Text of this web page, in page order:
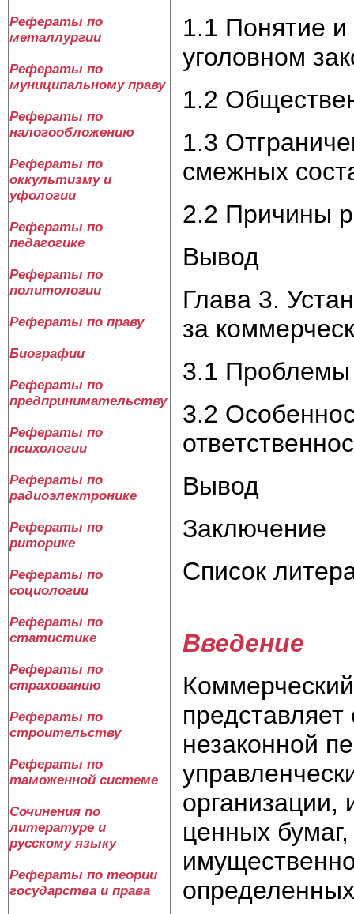
Рефераты по
металлургии
Рефераты по
муниципальному праву
Рефераты по
налогообложению
Рефераты по
оккультизму и
уфологии
Рефераты по
педагогике
Рефераты по
политологии
Рефераты по праву
Биографии
Рефераты по
предпринимательству
Рефераты по
психологии
Рефераты по
радиоэлектронике
Рефераты по
риторике
Рефераты по
социологии
Рефераты по
статистике
Рефераты по
страхованию
Рефераты по
строительству
Рефераты по
таможенной системе
Сочинения по
литературе и
русскому языку
Рефераты по теории
государства и права
1.1 Понятие и
уголовном
1.2
1.3
смежных
2.2 Причины
Вывод
Глава 3.
за
3.1 Проблемы
3.2
Вывод
Заключение
Список
Введение
незаконной
ценных